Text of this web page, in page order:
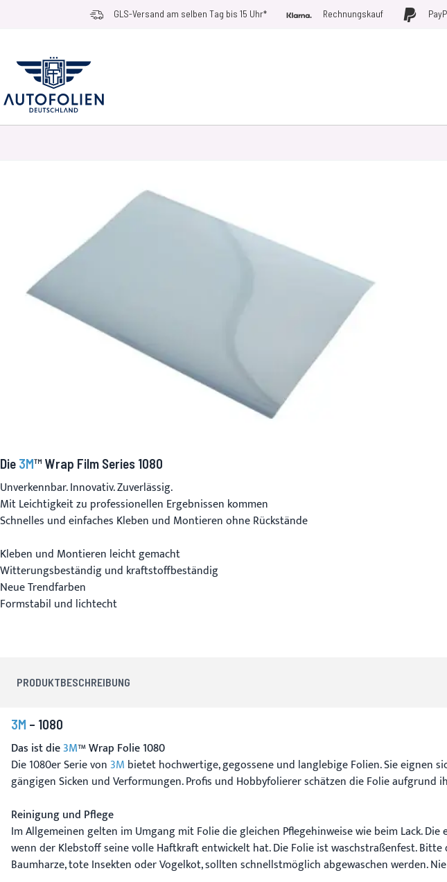
Zum Inhalt springen GLS-Versand am selben Tag bis 15 Uhr* Rechnungskauf
Die 3M™ Wrap Film Series 1080
Unverkennbar. Innovativ. Zuverlässig.
Mit Leichtigkeit zu professionellen Ergebnissen kommen
Schnelles und einfaches Kleben und Montieren ohne Rückstände
Kleben und Montieren leicht gemacht
Witterungsbeständig und kraftstoffbeständig
Neue Trendfarben
Formstabil und lichtecht
PRODUKTBESCHREIBUNG
3M – 1080
Das ist die3M™ Wrap Folie 1080
Die 1080er Serie von3M bietet hochwertige, gegossene und langlebige Folien. Sie eignen
gängigen Sicken und Verformungen. Profis und Hobbyfolierer schätzen die Folie
Reinigung und Pflege
Im Allgemeinen gelten im Umgang mit Folie die gleichen Pflegehinweise wie beim Lack.
wenn der Klebstoff seine volle Haftkraft entwickelt hat. Die Folie ist waschstraßenfest.
Baumharze, tote Insekten oder Vogelkot, sollten schnellstmöglich abgewaschen werden.